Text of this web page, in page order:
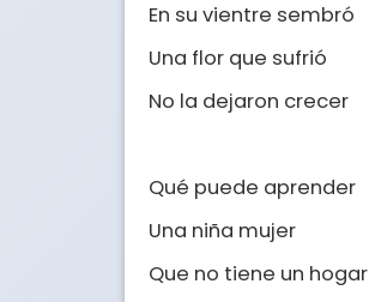
En su vientre sembró
Una flor que sufrió
No la dejaron crecer
Qué puede aprender
Una niña mujer
Que no tiene un hogar